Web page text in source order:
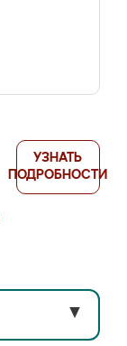
УЗНАТЬ
ПОДРОБНОСТИ
▼